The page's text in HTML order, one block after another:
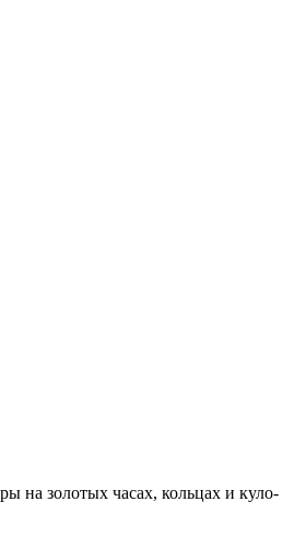
на зо­ло­тых ча­сах, коль­цах и ку­ло­